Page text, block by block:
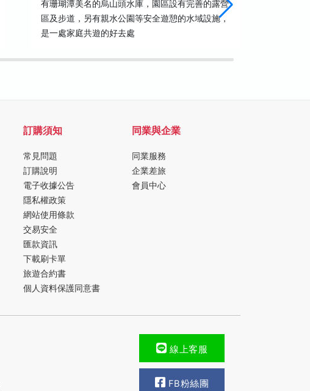
有珊瑚潭美名的烏山頭水庫，園區設有完善的露營
區及步道，另有親水公園等安全遊憩的水域設施，
是一處家庭共遊的好去處
訂購須知
常見問題
訂購說明
電子收據公告
隱私權政策
網站使用條款
交易安全
匯款資訊
下載刷卡單
旅遊合約書
個人資料保護同意書
同業與企業
同業服務
企業差旅
會員中心
線上客服
FB粉絲團